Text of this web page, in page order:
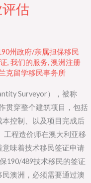
估
州政府/亲属担保移民
, 我们的服务, 澳洲注册
克留学移民事务所
Surveyor），被称
贯穿整个建筑项目，包括
控制、以及项目完成后
工程造价师在澳大利亚移
味着技术移民签证申请
190/489技术移民的签证
澳洲，必须需要通过澳